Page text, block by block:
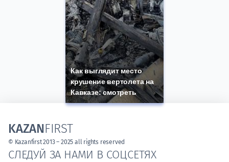
Как выглядит место
крушение вертолета на
Кавказе: смотреть
СЛЕДУЙ ЗА НАМИ В СОЦСЕТЯХ
KAZANFIRST
© Kazanfirst 2013 – 2025 all rights reserved